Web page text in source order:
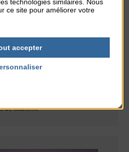
de tourisme
technologies similaires. Nous
ce site pour améliorer votre
accepter